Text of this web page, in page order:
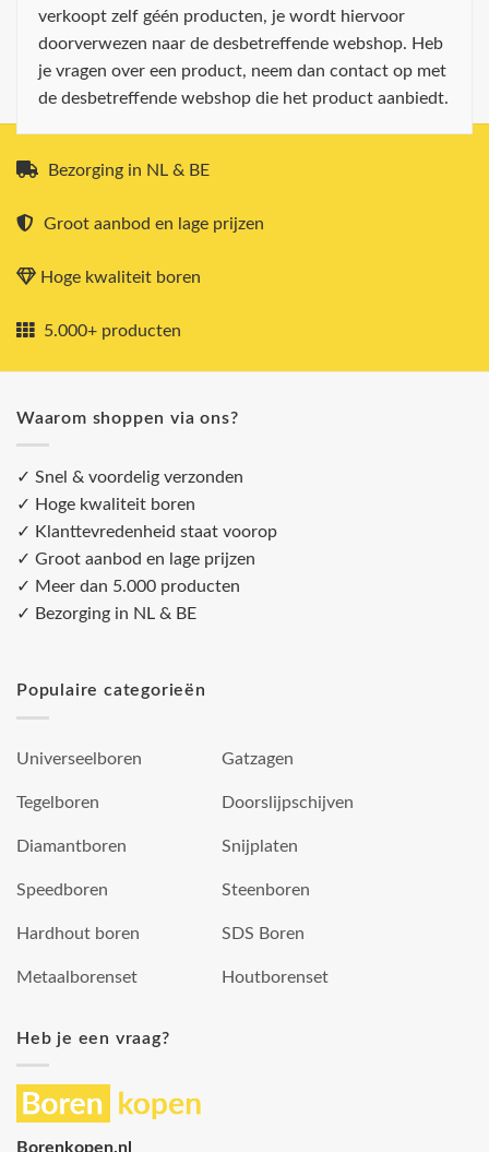
verkoopt zelf géén producten, je wordt hiervoor
doorverwezen naar de desbetreffende webshop. Heb
je vragen over een product, neem dan contact op met
de desbetreffende webshop die het product aanbiedt.
Bezorging in NL & BE
Groot aanbod en lage prijzen
Hoge kwaliteit boren
5.000+ producten
Waarom shoppen via ons?
✓ Snel & voordelig verzonden
✓ Hoge kwaliteit boren
✓ Klanttevredenheid staat voorop
✓ Groot aanbod en lage prijzen
✓ Meer dan 5.000 producten
✓ Bezorging in NL & BE
Populaire categorieën
Universeelboren
Tegelboren
Diamantboren
Speedboren
Hardhout boren
Metaalborenset
Gatzagen
Doorslijpschijven
Snijplaten
Steenboren
SDS Boren
Houtborenset
Heb je een vraag?
Borenkopen.nl